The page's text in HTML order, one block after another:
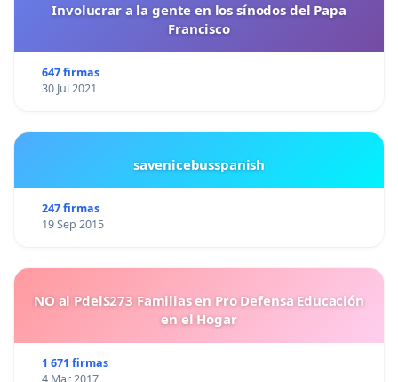
Involucrar a la gente en los sínodos del Papa
Francisco
647 firmas
30 Jul 2021
savenicebusspanish
247 firmas
19 Sep 2015
NO al PdelS273 Familias en Pro Defensa Educación
en el Hogar
1 671 firmas